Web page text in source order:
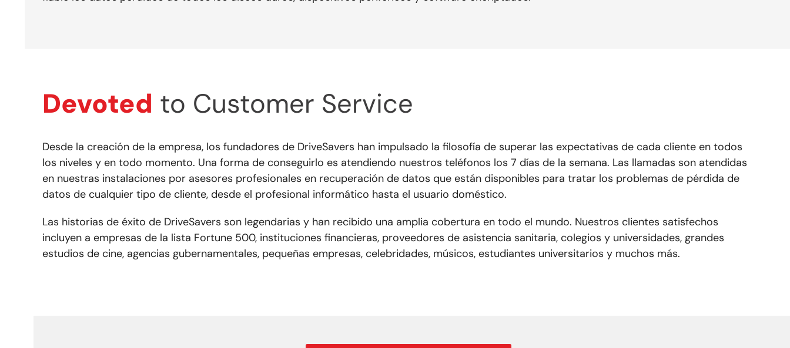
Devoted to Customer Service
Desde la creación de la empresa, los fundadores de DriveSavers han impulsado la filosofía de superar las expectativas de cada cliente en todos
los niveles y en todo momento. Una forma de conseguirlo es atendiendo nuestros teléfonos los 7 días de la semana. Las llamadas son atendidas
en nuestras instalaciones por asesores profesionales en recuperación de datos que están disponibles para tratar los problemas de pérdida de
datos de cualquier tipo de cliente, desde el profesional informático hasta el usuario doméstico.
Las historias de éxito de DriveSavers son legendarias y han recibido una amplia cobertura en todo el mundo. Nuestros clientes satisfechos
incluyen a empresas de la lista Fortune 500, instituciones financieras, proveedores de asistencia sanitaria, colegios y universidades, grandes
estudios de cine, agencias gubernamentales, pequeñas empresas, celebridades, músicos, estudiantes universitarios y muchos más.